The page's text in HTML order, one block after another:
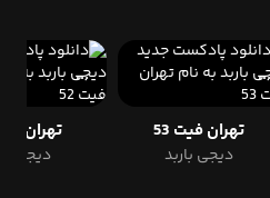
تهران فیت 53
دیجی باربد
تهران
دیجی